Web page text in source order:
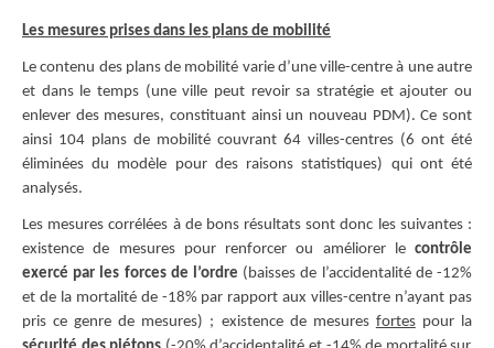
Les mesures prises dans les plans de mobilité
Le contenu des plans de mobilité varie d’une ville-centre à une autre
et dans le temps (une ville peut revoir sa stratégie et ajouter ou
enlever des mesures, constituant ainsi un nouveau PDM). Ce sont
ainsi 104 plans de mobilité couvrant 64 villes-centres (6 ont été
éliminées du modèle pour des raisons statistiques) qui ont été
analysés.
Les mesures corrélées à de bons résultats sont donc les suivantes :
existence de mesures pour renforcer ou améliorer lecontrôle
exercé par les forces de l’ordre (baisses de l’accidentalité de -12%
et de la mortalité de -18% par rapport aux villes-centre n’ayant pas
pris ce genre de mesures) ; existence de mesures fortespour la